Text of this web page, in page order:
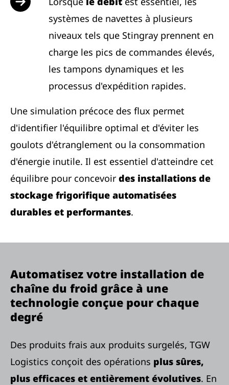
systèmes de navettes à plusieurs
niveaux tels que Stingray prennent en
charge les pics de commandes élevés,
les tampons dynamiques et les
processus d'expédition rapides.
Une simulation précoce des flux permet
d'identifier l'équilibre optimal et d'éviter les
goulots d'étranglement ou la consommation
d'énergie inutile. Il est essentiel d'atteindre cet
équilibre pour concevoir des installations de
stockage frigorifique automatisées
durables et performantes.
Automatisez votre installation de
chaîne du froid grâce à une
technologie conçue pour chaque
degré
Des produits frais aux produits surgelés, TGW
Logistics conçoit des opérations plus sûres,
plus efficaces et entièrement évolutives. En